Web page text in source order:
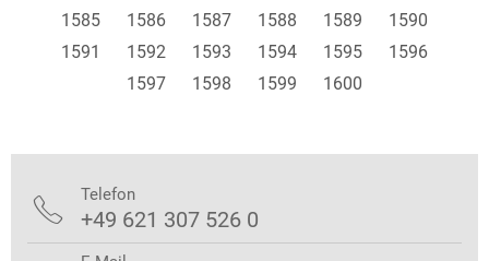
1585
1586 1587 1588 1589
1590
1591
1592 1593 1594 1595
1596
1597
1598 1599 1600
 Telefon
+49 621 307 526 0